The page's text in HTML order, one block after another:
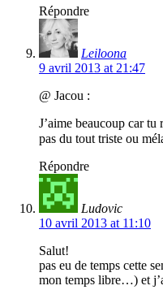
Répondre
Leiloona
9 avril 2013 at 21:47
@ Jacou :
J’aime beaucoup car tu
pas du tout triste ou
Répondre
Ludovic
10 avril 2013 at 11:10
Salut!
pas eu de temps cette
mon temps libre…) et